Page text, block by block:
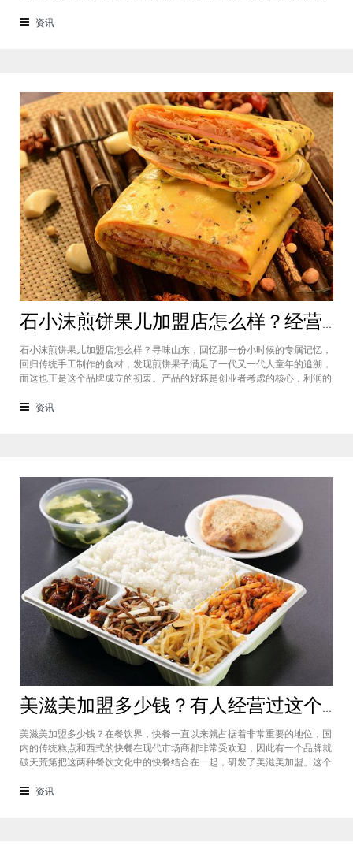
错，下面就为大家仔细分析一下这个汉堡品牌加盟费多少钱？快乐星汉堡加
资讯
石小沫煎饼果儿加盟店怎么样？经营煎饼果子店利润如何
石小沫煎饼果儿加盟店怎么样？寻味山东，回忆那一份小时候的专属记忆，
回归传统手工制作的食材，发现煎饼果子满足了一代又一代人童年的追溯，
而这也正是这个品牌成立的初衷。产品的好坏是创业者考虑的核心，利润的
儿加盟怎么样？适不适合加盟？能赚钱吗？下面小编将为大家解答这些问
资讯
美滋美加盟多少钱？有人经营过这个快餐品牌吗
美滋美加盟多少钱？在餐饮界，快餐一直以来就占据着非常重要的地位，国
内的传统糕点和西式的快餐在现代市场商都非常受欢迎，因此有一个品牌就
破天荒第把这两种餐饮文化中的快餐结合在一起，研发了美滋美加盟。这个
吗，加盟费是多少？美滋美加盟多少钱？这个品牌是进来十分火爆的一个餐
资讯